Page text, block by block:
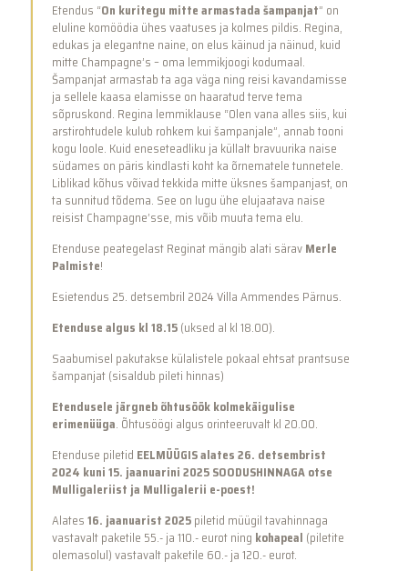
Etendus “On kuritegu mitte armastada šampanjat” on
eluline komöödia ühes vaatuses ja kolmes pildis. Regina,
edukas ja elegantne naine, on elus käinud ja näinud, kuid
mitte Champagne’s – oma lemmikjoogi kodumaal.
Šampanjat armastab ta aga väga ning reisi kavandamisse
ja sellele kaasa elamisse on haaratud terve tema
sõpruskond. Regina lemmiklause “Olen vana alles siis, kui
arstirohtudele kulub rohkem kui šampanjale”, annab tooni
kogu loole. Kuid eneseteadliku ja küllalt bravuurika naise
südames on päris kindlasti koht ka õrnematele tunnetele.
Liblikad kõhus võivad tekkida mitte üksnes šampanjast, on
ta sunnitud tõdema. See on lugu ühe elujaatava naise
reisist Champagne’sse, mis võib muuta tema elu.
Etenduse peategelast Reginat mängib alati säravMerle
Palmiste!
Esietendus 25. detsembril 2024 Villa Ammendes Pärnus.
Etenduse algus kl 18.15(uksed al kl 18.00).
Saabumisel pakutakse külalistele pokaal ehtsat prantsuse
šampanjat (sisaldub pileti hinnas)
Etendusele järgneb õhtusöök kolmekäigulise
erimenüüga. Õhtusöögi algus orinteeruvalt kl 20.00.
Etenduse piletid EELMÜÜGIS alates 26. detsembrist
2024 kuni 15. jaanuarini 2025 SOODUSHINNAGA otse
Mulligaleriist ja Mulligalerii e-poest!
Alates16. jaanuarist 2025piletid müügil tavahinnaga
vastavalt paketile 55.- ja 110.- eurot ning kohapeal (piletite
olemasolul) vastavalt paketile 60.- ja 120.- eurot.